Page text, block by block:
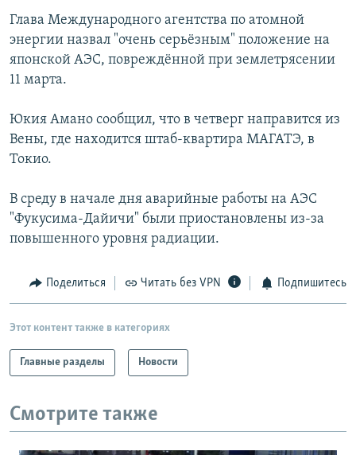
Все сайты РСЕ/РС
Глава Международного агентства по атомной
энергии назвал "очень серьёзным" положение на
японской АЭС, повреждённой при землетрясении
11 марта.
Юкия Амано сообщил, что в четверг направится из
Вены, где находится штаб-квартира МАГАТЭ, в
Токио.
В среду в начале дня аварийные работы на АЭС
"Фукусима-Дайичи" были приостановлены из-за
повышенного уровня радиации.
Поделиться Читать без VPN Подпишитесь
Этот контент также в категориях
Главные разделы Новости
Смотрите также